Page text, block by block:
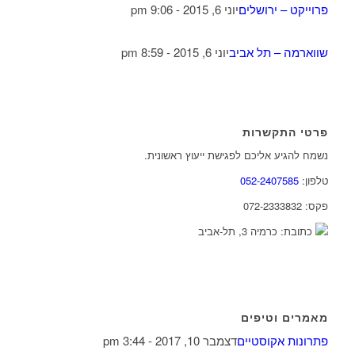
פרוייקט – ירושליםיוני 6, 2015 - 9:06 pm
שווארמה – תל אביביוני 6, 2015 - 8:59 pm
פרטי התקשרות
נשמח להגיע אליכם לפגישת ייעוץ ראשונית.
טלפון: 052-2407585
פקס: 072-2333832
כתובת: כרמיה 3, תל-אביב
מאמרים וטיפים
פתרונות אקוסטייםדצמבר 10, 2017 - 3:44 pm